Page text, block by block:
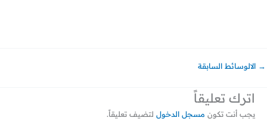
→ الالوسائط السابقة
اترك تعليقاً
يجب أنت تكون مسجل الدخول لتضيف تعليقاً.